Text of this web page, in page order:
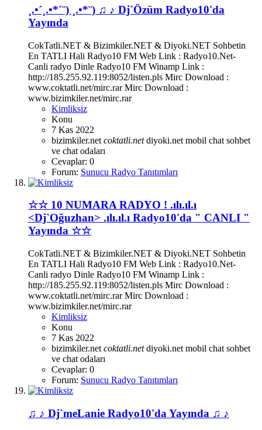
¸.•´¸.•*´¨) ¸.•*¨) ♫ ♪ Dj`Özüm Radyo10'da
Yayında
CokTatli.NET & Bizimkiler.NET & Diyoki.NET Sohbetin
En TATLI Hali Radyo10 FM Web Link : Radyo10.Net-
Canli radyo Dinle Radyo10 FM Winamp Link :
http://185.255.92.119:8052/listen.pls Mirc Download :
www.coktatli.net/mirc.rar Mirc Download :
www.bizimkiler.net/mirc.rar
Kimliksiz
Konu
7 Kas 2022
bizimkiler.net coktatli.net diyoki.net mobil chat sohbet
ve chat odaları
Cevaplar: 0
Forum: Sunucu Radyo Tanıtımları
☆☆ 10 NUMARA RADYO ! .ılı.ıl.ı
<Dj`Oğuzhan> .ılı.ıl.ı Radyo10'da " CANLI "
Yayında ☆☆
CokTatli.NET & Bizimkiler.NET & Diyoki.NET Sohbetin
En TATLI Hali Radyo10 FM Web Link : Radyo10.Net-
Canli radyo Dinle Radyo10 FM Winamp Link :
http://185.255.92.119:8052/listen.pls Mirc Download :
www.coktatli.net/mirc.rar Mirc Download :
www.bizimkiler.net/mirc.rar
Kimliksiz
Konu
7 Kas 2022
bizimkiler.net coktatli.net diyoki.net mobil chat sohbet
ve chat odaları
Cevaplar: 0
Forum: Sunucu Radyo Tanıtımları
♫ ♪ Dj`meLanie Radyo10'da Yayında ♫ ♪